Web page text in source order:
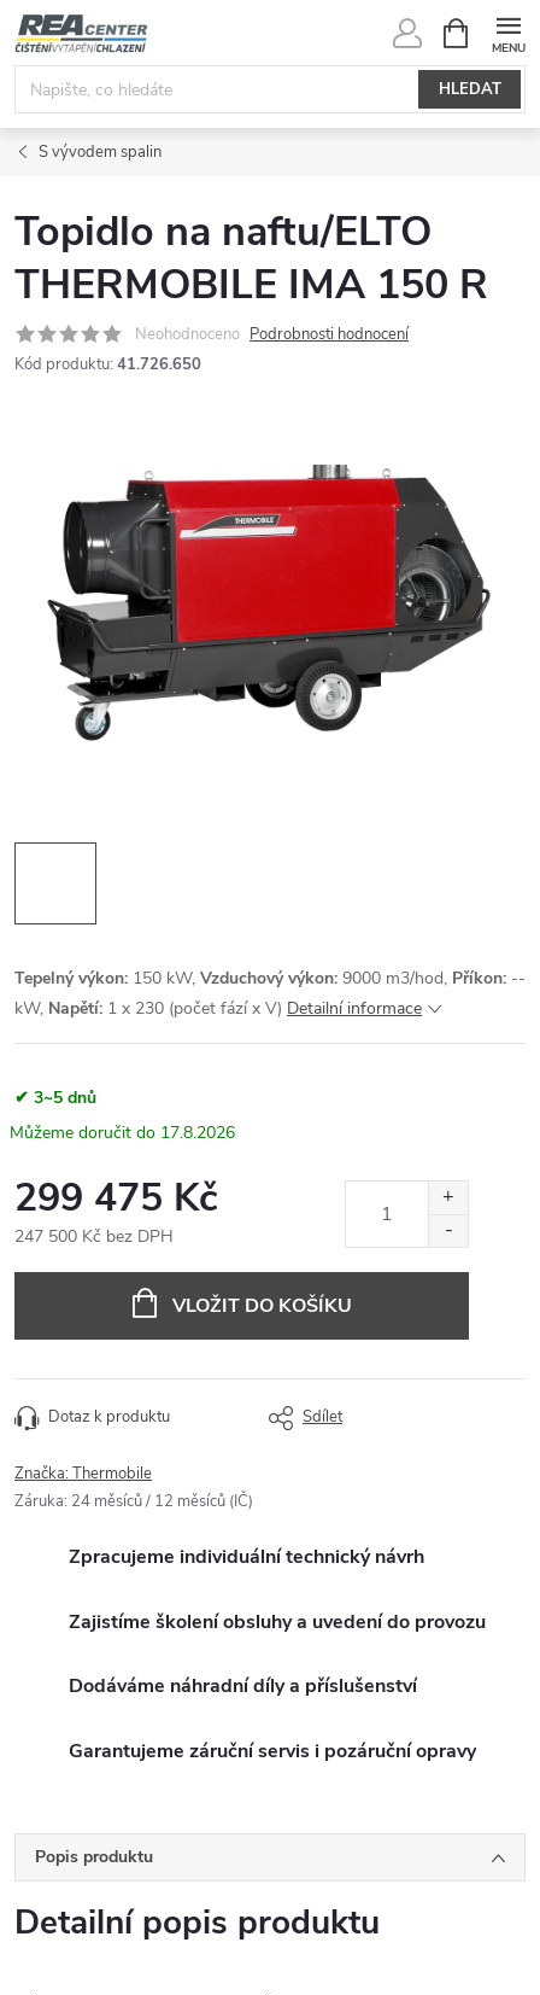
Přejít
na
obsah
HLEDAT
NÁKUPNÍ
KOŠÍK
S vývodem spalin
Topidlo na naftu/ELTO
THERMOBILE IMA 150 R
Neohodnoceno Podrobnosti hodnocení
Kód produktu: 41.726.650
Tepelný výkon: 150 kW, Vzduchový výkon: 9000 m3/hod, Příkon: --
kW, Napětí: 1 x 230 (počet fází x V) Detailní informace
✔ 3~5 dnů
17.8.2026
299 475 Kč
247 500 Kč bez DPH
VLOŽIT DO KOŠÍKU
Dotaz k produktu Sdílet
Značka:Thermobile
Záruka: 24 měsíců / 12 měsíců (IČ)
Zpracujeme individuální technický návrh
Zajistíme školení obsluhy a uvedení do provozu
Dodáváme náhradní díly a příslušenství
Garantujeme záruční servis i pozáruční opravy
Popis produktu
Detailní popis produktu